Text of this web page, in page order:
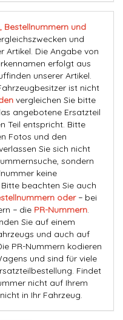
Bestellnummern und
und
Artikel. Die Angabe von
erfolgt aus
unserer Artikel.
ist nicht
vergleichen Sie bitte
angebotene Ersatzteil
Teil entspricht. Bitte
Fotos und den
Sie sich nicht
sondern
keine
beachten Sie auch
oder− bei
− die PR-Nummern
Sie auf einem
und auch auf
PR-Nummern kodieren
und sind für viele
Findet
nicht auf Ihrem
in Ihr Fahrzeug.